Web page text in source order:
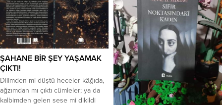
ŞAHANE BİR ŞEY YAŞAMAK
ÇIKTI!
Dilimden mi düştü heceler kâğıda,
ağzımdan mı çıktı cümleler; ya da
kalbimden gelen sese mi dikildi